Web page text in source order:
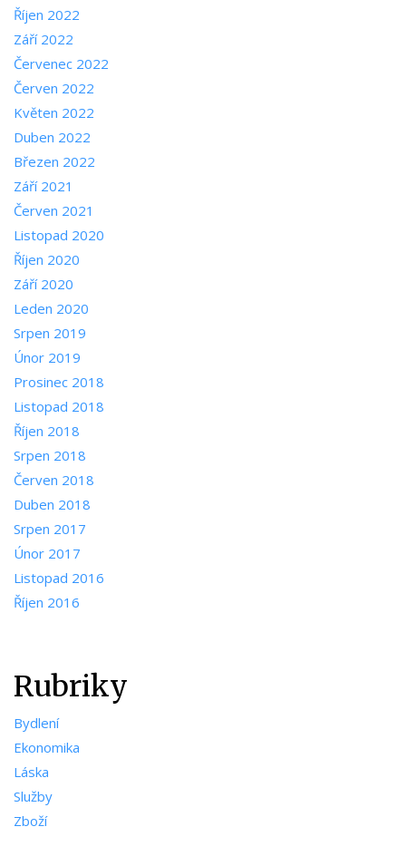
Říjen 2022
Září 2022
Červenec 2022
Červen 2022
Květen 2022
Duben 2022
Březen 2022
Září 2021
Červen 2021
Listopad 2020
Říjen 2020
Září 2020
Leden 2020
Srpen 2019
Únor 2019
Prosinec 2018
Listopad 2018
Říjen 2018
Srpen 2018
Červen 2018
Duben 2018
Srpen 2017
Únor 2017
Listopad 2016
Říjen 2016
Rubriky
Bydlení
Ekonomika
Láska
Služby
Zboží